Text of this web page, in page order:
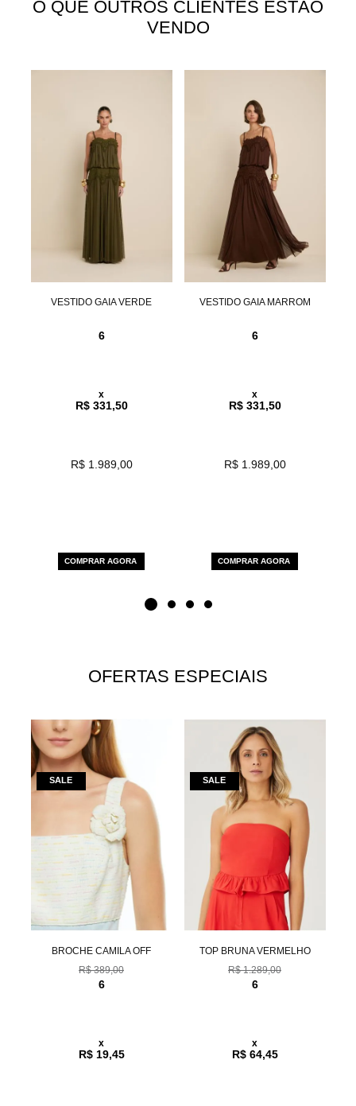
O QUE OUTROS CLIENTES ESTÃO
VENDO
VESTIDO GAIA VERDE
6
x
R$ 331,50
R$ 1.989,00
COMPRAR AGORA
VESTIDO GAIA MARROM
6
x
R$ 331,50
R$ 1.989,00
COMPRAR AGORA
OFERTAS ESPECIAIS
BROCHE CAMILA OFF
R$ 389,00
6
x
R$ 19,45
TOP BRUNA VERMELHO
R$ 1.289,00
6
x
R$ 64,45